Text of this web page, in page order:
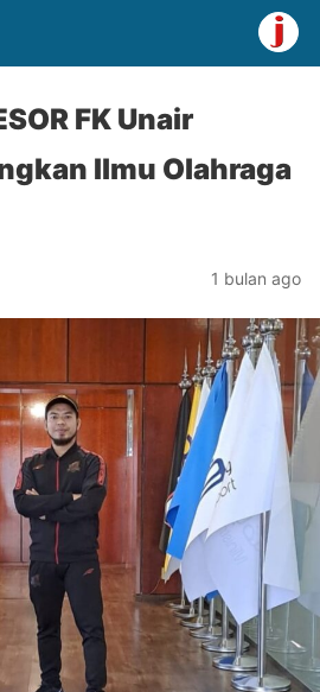
FK Unair
Ilmu Olahraga
1 bulan ago